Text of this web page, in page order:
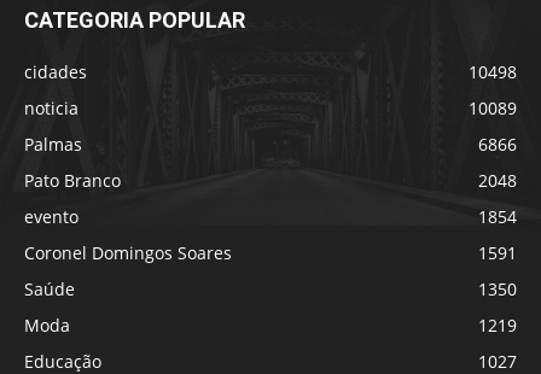
CATEGORIA POPULAR
cidades
10498
noticia
10089
Palmas
6866
Pato Branco
2048
evento
1854
Coronel Domingos Soares
1591
Saúde
1350
Moda
1219
Educação
1027